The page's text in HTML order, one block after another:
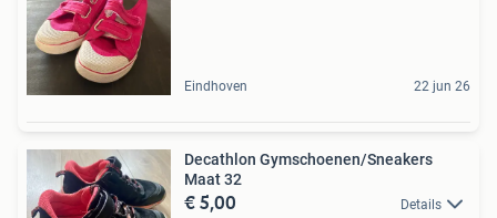
Eindhoven 22 jun 26
Decathlon Gymschoenen/Sneakers
Maat 32
€ 5,00 Details